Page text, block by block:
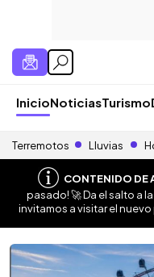
InicioNoticiasTurismo
Terremotos Lluvias
CONTENIDO DE
pasado! 🚀 Da el salto a
invitamos a visitar el